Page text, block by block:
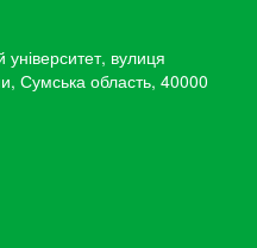
вулиця
Сумська область, 40000